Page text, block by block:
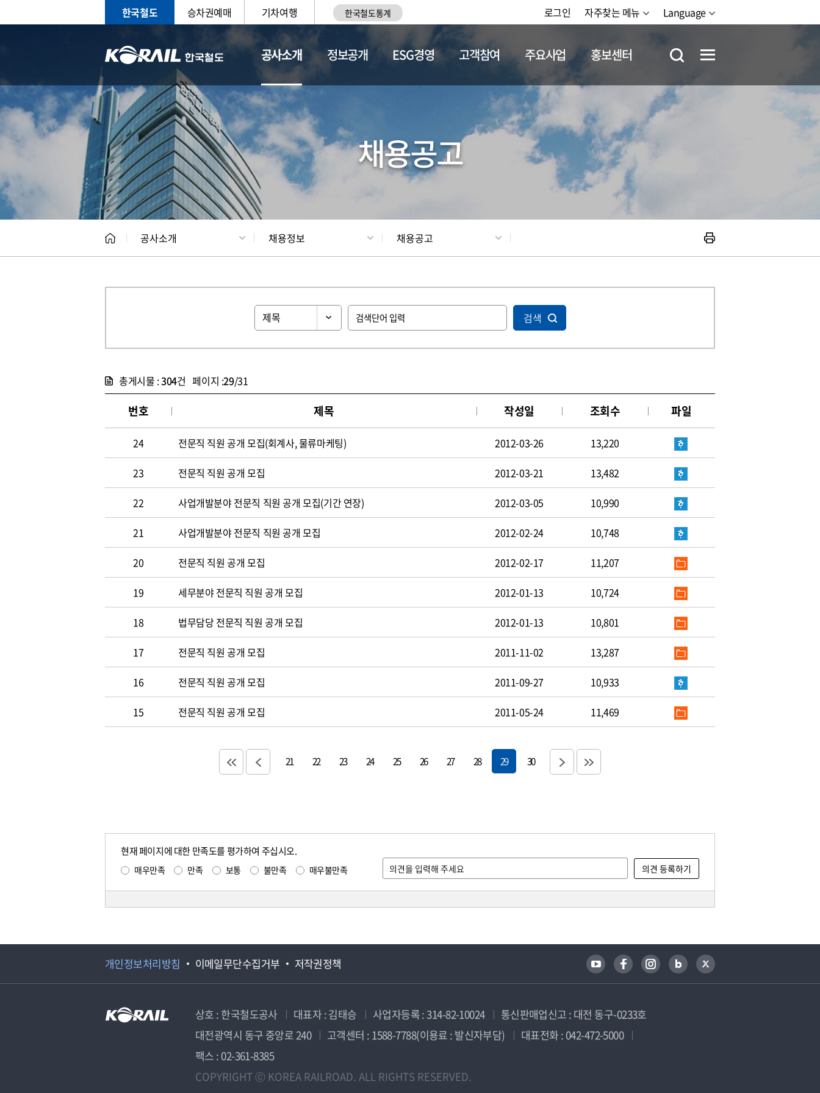
한국철도 승차권예매 기차여행 한국철도통계 로그인 자주찾는 메뉴 Language
공사소개
CEO 일반현황 채용정보
정보공개 ESG경영 고객참여 주요사업 홍보센터
채용공고
공사소개 채용정보 채용공고
검색
총게시물 :304건 페이지 :29/31
번호 제목 작성일 조회수 파일
24 전문직 직원 공개 모집(회계사, 물류마케팅) 2012-03-26 13,220
23 전문직 직원 공개 모집 2012-03-21 13,482
22 사업개발분야 전문직 직원 공개 모집(기간 연장) 2012-03-05 10,990
21 사업개발분야 전문직 직원 공개 모집 2012-02-24 10,748
20 전문직 직원 공개 모집 2012-02-17 11,207
19 세무분야 전문직 직원 공개 모집 2012-01-13 10,724
18 법무담당 전문직 직원 공개 모집 2012-01-13 10,801
17 전문직 직원 공개 모집 2011-11-02 13,287
16 전문직 직원 공개 모집 2011-09-27 10,933
15 전문직 직원 공개 모집 2011-05-24 11,469
21 22 23 24 25 26 27 28 29 30
현재 페이지에 대한 만족도를 평가하여 주십시오.
매우만족 만족 보통 불만족 매우불만족
개인정보처리방침 이메일무단수집거부 저작권정책
상호 : 한국철도공사 대표자 : 김태승 사업자등록 : 314-82-10024
통신판매업신고 : 대전 동구-0233호
대전광역시 동구 중앙로 240
고객센터 : 1588-7788(이용료 : 발신자부담)
대표전화 : 042-472-5000
팩스 : 02-361-8385
COPYRIGHT ⓒ KOREA RAILROAD. ALL RIGHTS RESERVED.